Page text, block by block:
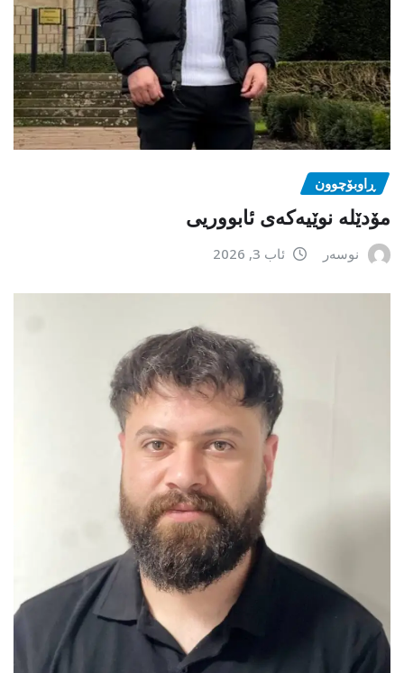
ڕاوبۆچوون
مۆدێلە نوێیەکەى ئابووریی
نوسەر ئاب 3, 2026